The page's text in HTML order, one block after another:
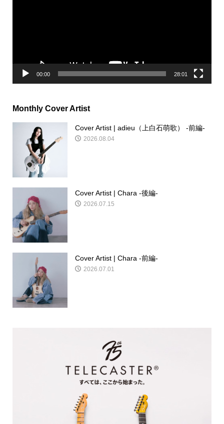
00:00 28:01
Monthly Cover Artist
Cover Artist | adieu（上白石萌歌） -前編-
2026.08.04
Cover Artist | Chara -後編-
2026.07.15
Cover Artist | Chara -前編-
2026.07.01